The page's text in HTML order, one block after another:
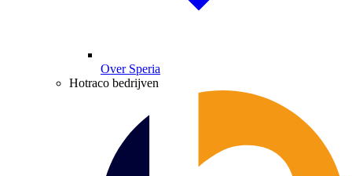
Over Speria
Hotraco bedrijven